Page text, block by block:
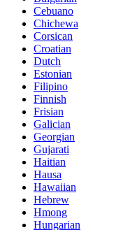
Cebuano
Chichewa
Corsican
Croatian
Dutch
Estonian
Filipino
Finnish
Frisian
Galician
Georgian
Gujarati
Haitian
Hausa
Hawaiian
Hebrew
Hmong
Hungarian